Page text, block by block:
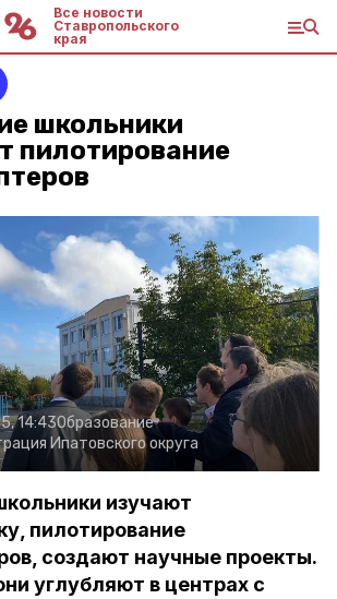
Все новости
Ставропольского
края
школьники
пилотирование
14:43Образование
Ипатовского округа
изучают
пилотирование
создают научные проекты.
углубляют в центрах с